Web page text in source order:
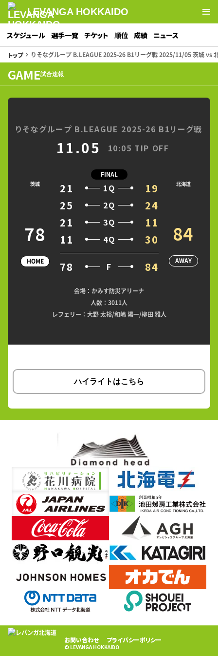
LEVANGA HOKKAIDO
スケジュール 選手一覧 チケット 順位 成績 ニュース
トップkeyboard_arrow_right りそなグループ B.LEAGUE 2025-26 B1リーグ戦 2025/11/05 茨城 vs
GAME試合速報
りそなグループ B.LEAGUE 2025-26 B1リーグ戦
11.05 10:05 TIP OFF
FINAL
茨城
78
HOME
21 1Q
19
25
2Q
24
21
3Q
11
11
4Q
30
78
F 84
北海道
84
AWAY
会場：かみす防災アリーナ
人数：3011人
レフェリー：大野 太裕/和嶋 陽一/柳田 雅人
ハイライトはこちら
お問い合わせ プライバシーポリシー
© LEVANGA HOKKAIDO